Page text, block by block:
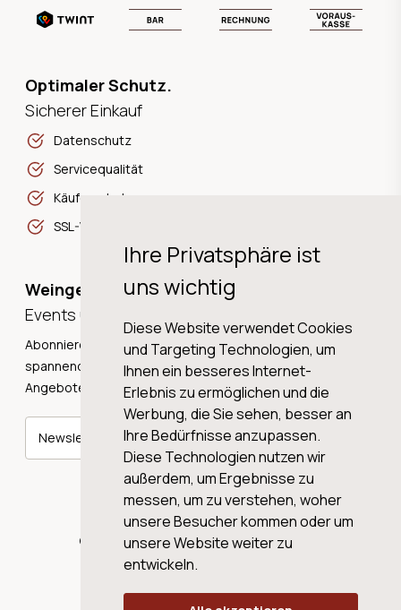
Ihre Privatsphäre ist
uns wichtig
Diese Website verwendet Cookies
und Targeting Technologien, um
Ihnen ein besseres Internet-
Erlebnis zu ermöglichen und die
Werbung, die Sie sehen, besser an
Ihre Bedürfnisse anzupassen.
Diese Technologien nutzen wir
außerdem, um Ergebnisse zu
messen, um zu verstehen, woher
unsere Besucher kommen oder um
unsere Website weiter zu
entwickeln.
Optimaler Schutz.
Sicherer Einkauf
Datenschutz
Servicequalität
Käuferschutz
SSL-Verschlüsselung
Weingeschichten,
Events und Neuigkeiten!
Abonnieren Sie unseren Newsletter und erhalten Sie
spannende Weingeschichten, Neuigkeiten und tolle
Angebote direkt in Ihre Mailbox.
Newsletter abonnieren
© 2026 WINE AG VALENTIN & VON SALIS